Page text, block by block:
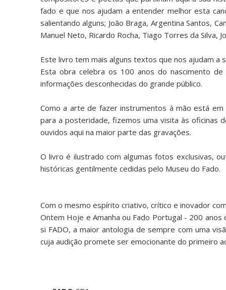
fado e que nos ajudam a entender melhor esta
salientando alguns; João Braga, Argentina Santos,
Manuel Neto, Ricardo Rocha, Tiago Torres da Silva,
Este livro tem mais alguns textos que nos ajudam a
Esta obra celebra os 100 anos do nascimento de
informações desconhecidas do grande público.
Como a arte de fazer instrumentos à mão está
para a posteridade, fizemos uma visita às oficinas
ouvidos aqui na maior parte das gravações.
O livro é ilustrado com algumas fotos exclusivas,
históricas gentilmente cedidas pelo Museu do Fado.
Com o mesmo espírito criativo, crítico e inovador
Ontem Hoje e Amanha ou Fado Portugal - 200
si FADO, a maior antologia de sempre com uma
cuja audição promete ser emocionante do primeiro